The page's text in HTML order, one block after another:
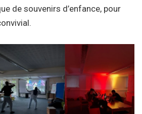
de souvenirs d’enfance, pour